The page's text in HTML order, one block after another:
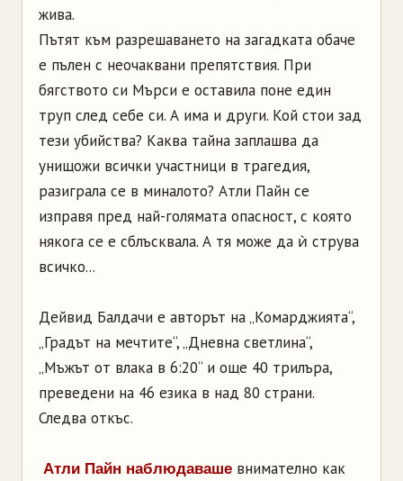
жива.
Пътят към разрешаването на загадката обаче
е пълен с неочаквани препятствия. При
бягството си Мърси е оставила поне един
труп след себе си. А има и други. Кой стои зад
тези убийства? Каква тайна заплашва да
унищожи всички участници в трагедия,
разиграла се в миналото? Атли Пайн се
изправя пред най-голямата опасност, с която
някога се е сблъсквала. А тя може да ѝ струва
всичко...
Дейвид Балдачи е авторът на „Комарджията“,
„Градът на мечтите“, „Дневна светлина“,
„Мъжът от влака в 6:20“ и още 40 трилъра,
преведени на 46 езика в над 80 страни.
Следва откъс.
Атли Пайн наблюдаваше внимателно как